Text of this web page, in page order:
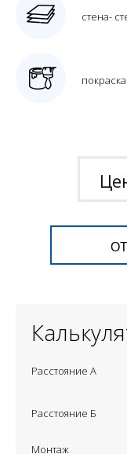
стена-
Расстояние А
Расстояние Б
Монтаж